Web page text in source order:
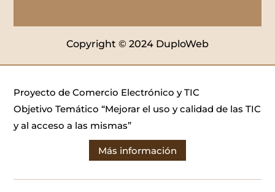
Copyright © 2024 DuploWeb
Proyecto de Comercio Electrónico y TIC
Objetivo Temático “Mejorar el uso y calidad de las TIC
y al acceso a las mismas”
Más información